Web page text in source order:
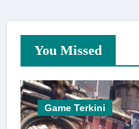
You Missed
Game Terkini